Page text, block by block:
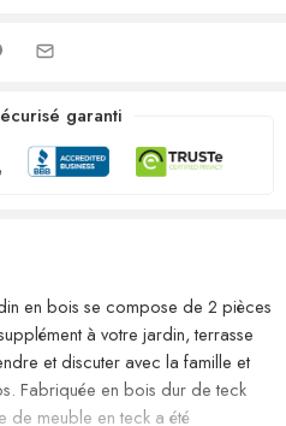
garanti
en bois se compose de 2 pièces
à votre jardin, terrasse
et discuter avec la famille et
Fabriquée en bois dur de teck
de meuble en teck a été